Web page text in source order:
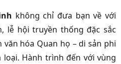
không chỉ đưa bạn về với
lễ hội truyền thống đặc sắc
hóa Quan họ – di sản phi
Hành trình đến với vùng